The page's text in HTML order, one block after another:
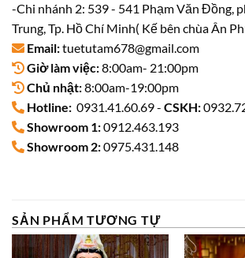
-Chi nhánh 2: 539 - 541 Phạm Văn Đồng,
Trung, Tp. Hồ Chí Minh( Kế bên chùa Ân
Email:tuetutam678@gmail.com
Giờ làm việc:8:00am- 21:00pm
Chủ nhật:8:00am-19:00pm
Hotline: 0931.41.60.69 - CSKH:
Showroom 1:0912.463.193
Showroom 2:0975.431.148
SẢN PHẨM TƯƠNG TỰ